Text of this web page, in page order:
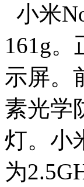
小米
161g。
示屏。
素光学
灯。小
为